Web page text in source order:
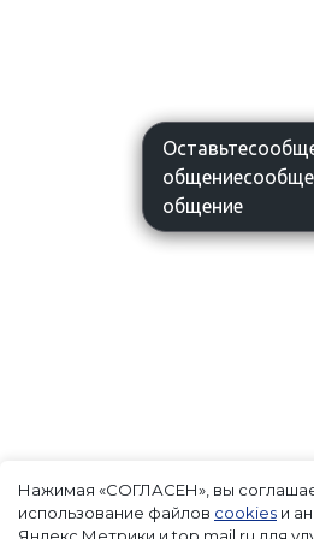
Нажимая «СОГЛАСЕН», вы
использование файлов cookies и
общение